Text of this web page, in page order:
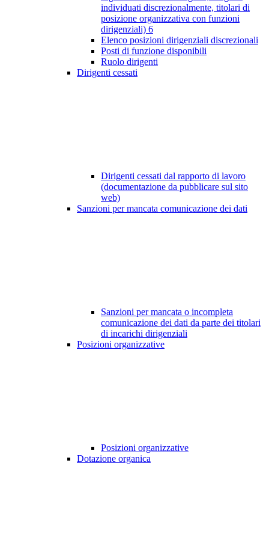
individuati discrezionalmente, titolari di
posizione organizzativa con funzioni
dirigenziali) 6
Elenco posizioni dirigenziali discrezionali
Posti di funzione disponibili
Ruolo dirigenti
Dirigenti cessati
Dirigenti cessati dal rapporto di lavoro
(documentazione da pubblicare sul sito
web)
Sanzioni per mancata comunicazione dei dati
Sanzioni per mancata o incompleta
comunicazione dei dati da parte dei titolari
di incarichi dirigenziali
Posizioni organizzative
Posizioni organizzative
Dotazione organica